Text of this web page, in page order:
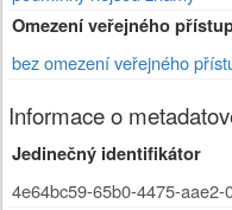
Omezení veřejného
bez omezení veřejného
Informace o
Jedinečný identifikátor
4e64bc59-65b0-4475-aae2-